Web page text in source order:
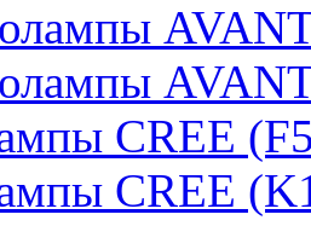
CREE
CREE